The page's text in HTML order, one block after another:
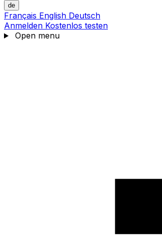
de
Français English Deutsch
Anmelden Kostenlos testen
Open menu